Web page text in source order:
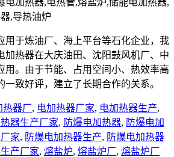
用于炼油厂、海上平台等石化企业，我
加热器在大庆油田、沈阳鼓风机厂、中
用。由于节能、占用空间小、热效率高
致好评，建立了长期合作的关系。
热器厂, 电加热器厂家, 电加热器生产,
器生产厂家, 防爆电加热器, 防爆电加
家, 防爆电加热器生产, 防爆电加热器
产厂家, 熔盐炉, 熔盐炉厂, 熔盐炉厂